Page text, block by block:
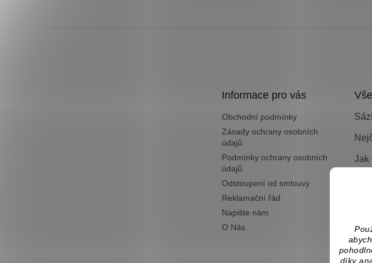
díky
Informace pro vás
Obchodní podmínky
Zásady ochrany osobních
údajů
Podmínky ochrany osobních
údajů
Odstoupení od smlouvy
Reklamační řád
Napište nám
O Nás
Jak